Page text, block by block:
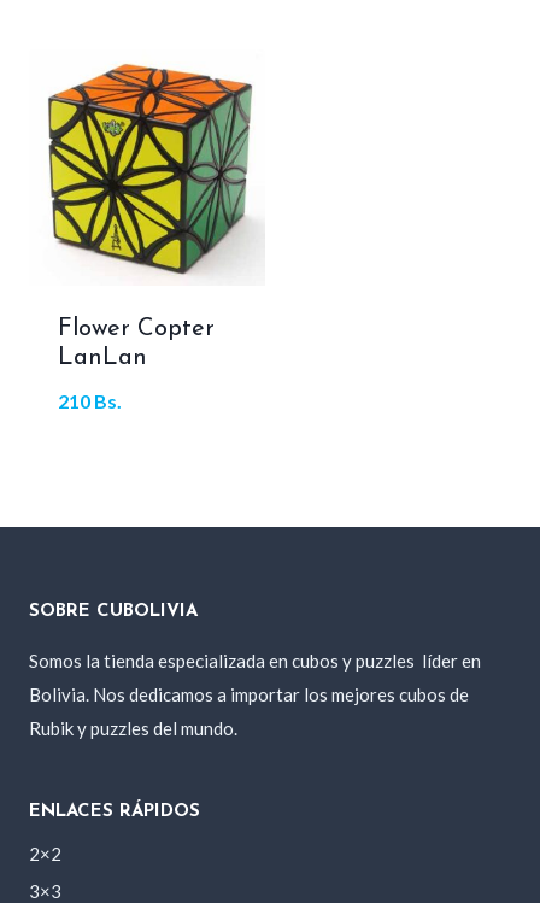
Flower Copter
LanLan
210 Bs.
SOBRE CUBOLIVIA
Somos la tienda especializada en cubos y puzzles líder en
Bolivia. Nos dedicamos a importar los mejores cubos de
Rubik y puzzles del mundo.
ENLACES RÁPIDOS
2×2
3×3